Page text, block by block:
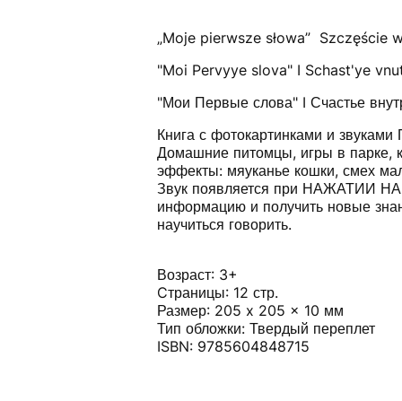
„Moje pierwsze słowa” Szczęście
"Moi Pervyye slova" I Schast'ye
"Мои Первые слова" I Счастье
Книга с фотокартинками и
Домашние питомцы, игры в парке,
эффекты: мяуканье кошки, смех
Звук появляется при НАЖАТИИ
информацию и получить новые
научиться говорить.
Возраст: 3+
Cтраницы: 12 стр.
Размер: 205 x 205 x 10 мм
Тип обложки: Твердый переплет
ISBN: 9785604848715